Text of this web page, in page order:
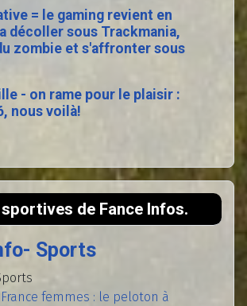
= le gaming revient en
décoller sous Trackmania,
zombie et s'affronter sous
- on rame pour le plaisir :
nous voilà!
sportives de Fance Infos.
Sports
femmes : le peloton à